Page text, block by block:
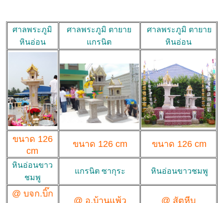
ศาลพระภูมิ
หินอ่อน
ศาลพระภูมิ ตายาย
แกรนิต
ศาลพระภูมิ ตายาย
หินอ่อน
ขนาด 126
cm
ขนาด 126 cm ขนาด 126 cm
หินอ่อนขาว
ชมพู
แกรนิต ซากุระ หินอ่อนขาวชมพู
@ บจก.บิ๊ก
@ อ.บ้านแพ้ว @ สัตหีบ